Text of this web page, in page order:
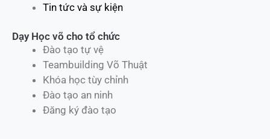
Tin tức và sự kiện
Dạy Học võ cho tổ chức
Đào tạo tự vệ
Teambuilding Võ Thuật
Khóa học tùy chỉnh
Đào tạo an ninh
Đăng ký đào tạo